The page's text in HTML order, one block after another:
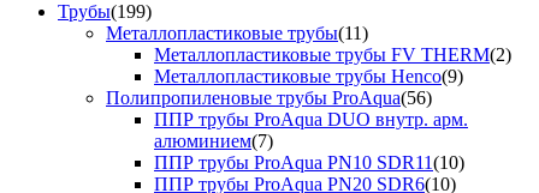
Трубы(199)
Металлопластиковые трубы(11)
Металлопластиковые трубы FV THERM(2)
Металлопластиковые трубы Henco(9)
Полипропиленовые трубы ProAqua(56)
ППР трубы ProAqua DUO внутр. арм.
алюминием(7)
ППР трубы ProAqua PN10 SDR11(10)
ППР трубы ProAqua PN20 SDR6(10)